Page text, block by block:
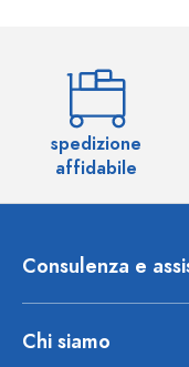
spedizione
affidabile
Consulenza e
Chi siamo